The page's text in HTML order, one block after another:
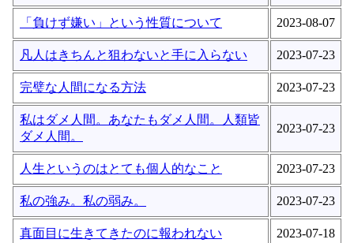
「負けず嫌い」という性質について 2023-08-07
凡人はきちんと狙わないと手に入らない 2023-07-23
完璧な人間になる方法 2023-07-23
私はダメ人間。あなたもダメ人間。人類皆
ダメ人間。
2023-07-23
人生というのはとても個人的なこと 2023-07-23
私の強み。私の弱み。 2023-07-23
真面目に生きてきたのに報われない 2023-07-18